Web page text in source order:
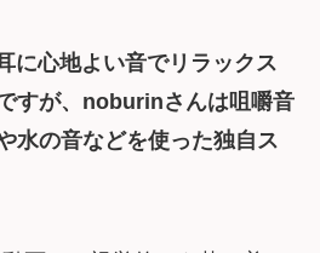
に心地よい音でリラックス
すが、noburinさんは咀嚼音
水の音などを使った独自ス